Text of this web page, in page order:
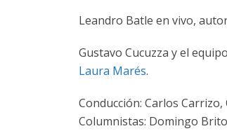
Leandro Batle en vivo,
Gustavo Cucuzza y el
Laura Marés.
Conducción: Carlos
Columnistas: Domingo